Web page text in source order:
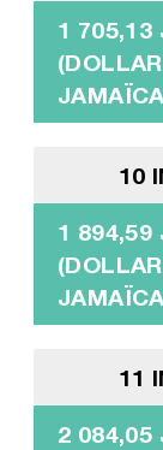
1 705,13
(DOLLAR
10
1 894,59
(DOLLAR
11
2 084,05